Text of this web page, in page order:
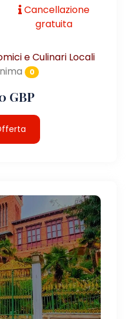
Cancellazione
gratuita
e Culinari Locali
0
GBP